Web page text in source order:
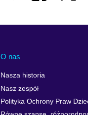
O nas
Nasza historia
Nasz zespół
Polityka Ochrony Praw